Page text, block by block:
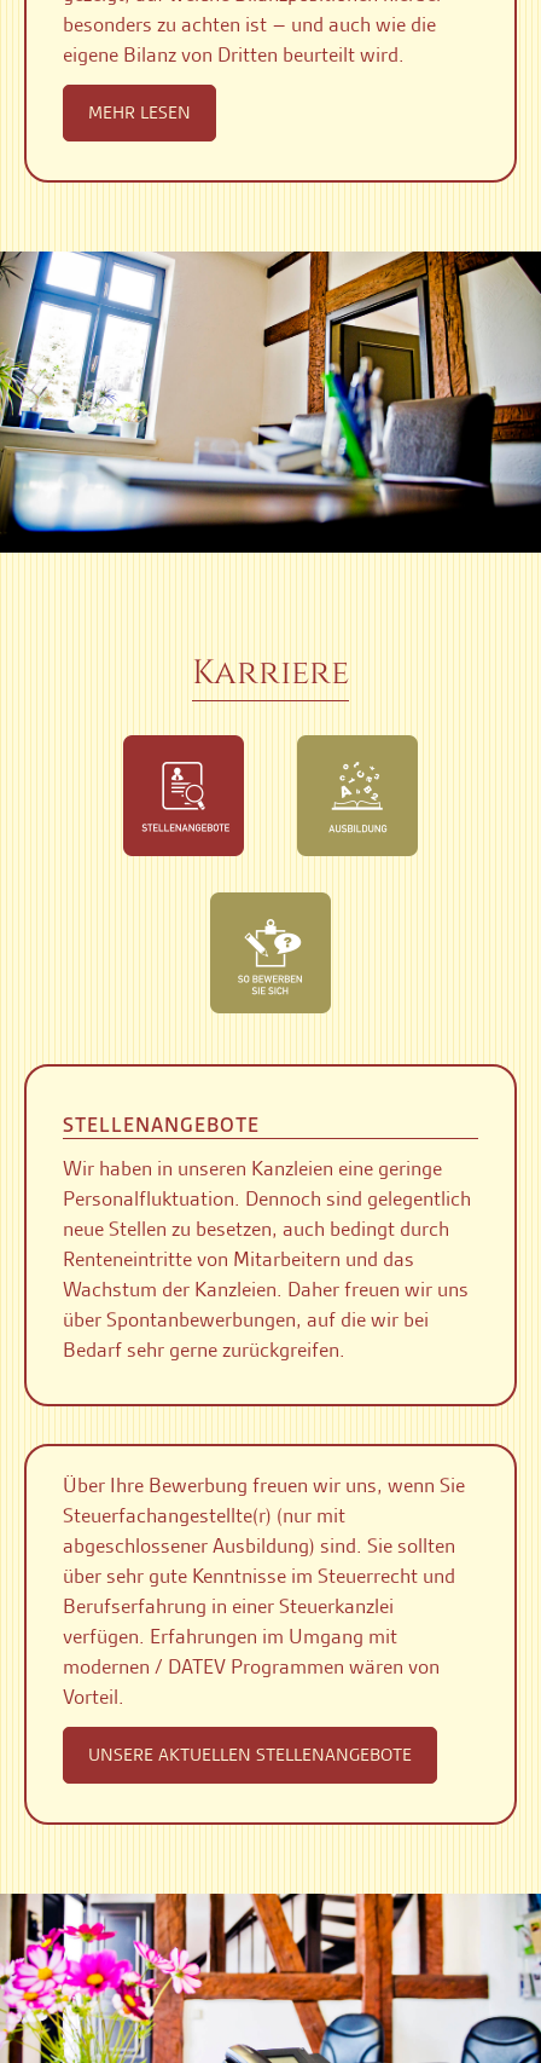
besonders zu achten ist – und auch wie die
eigene Bilanz von Dritten beurteilt wird.
MEHR LESEN
Karriere
STELLENANGEBOTE
Wir haben in unseren Kanzleien eine geringe
Personalfluktuation. Dennoch sind gelegentlich
neue Stellen zu besetzen, auch bedingt durch
Renteneintritte von Mitarbeitern und das
Wachstum der Kanzleien. Daher freuen wir uns
über Spontanbewerbungen, auf die wir bei
Bedarf sehr gerne zurückgreifen.
Über Ihre Bewerbung freuen wir uns, wenn Sie
Steuerfachangestellte(r) (nur mit
abgeschlossener Ausbildung) sind. Sie sollten
über sehr gute Kenntnisse im Steuerrecht und
Berufserfahrung in einer Steuerkanzlei
verfügen. Erfahrungen im Umgang mit
modernen / DATEV Programmen wären von
Vorteil.
UNSERE AKTUELLEN STELLENANGEBOTE